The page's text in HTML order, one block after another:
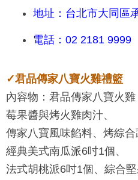
地址：台北市大同區
電話：02 2181 9999
✓君品傳家八寶火雞禮
內容物：君品傳家八寶火
莓果醬與烤火雞肉汁、
傳家八寶風味餡料、烤綜合
經典美式南瓜派6吋1個、
法式胡桃派6吋1個、綜合